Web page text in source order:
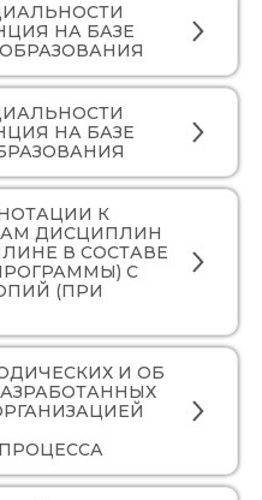
НА БАЗЕ
НА БАЗЕ
К
ДИСЦИПЛИН
В СОСТАВЕ
С
(ПРИ
И ОБ